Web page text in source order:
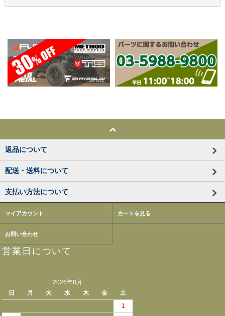
返品について
配送・送料について
支払い方法について
マイアカウント カートを見る
お問い合わせ
営業日について
2026年8月
日
月 火 水 木 金
土
1